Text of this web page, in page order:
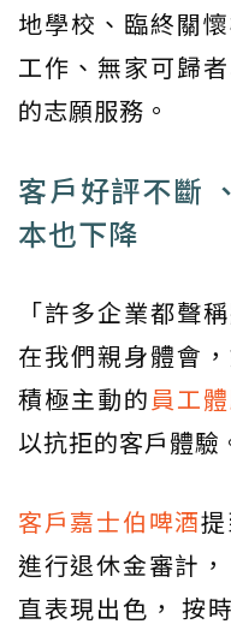
地學校、臨終關
工作、無家可歸
的志願服務。
客戶好評不斷
本也下降
「許多企業都聲
在我們親身體會
積極主動的員工
以抗拒的客戶體驗
客戶嘉士伯啤酒
進行退休金審計
直表現出色， 按